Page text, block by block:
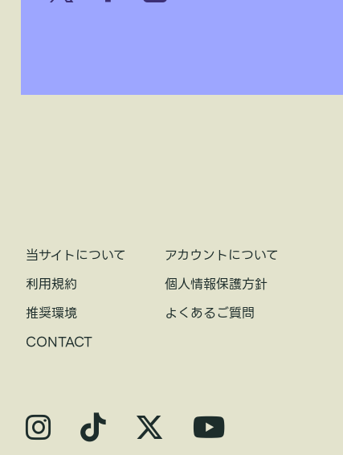
当サイトについて
アカウントについて
利用規約
個人情報保護方針
推奨環境
よくあるご質問
CONTACT